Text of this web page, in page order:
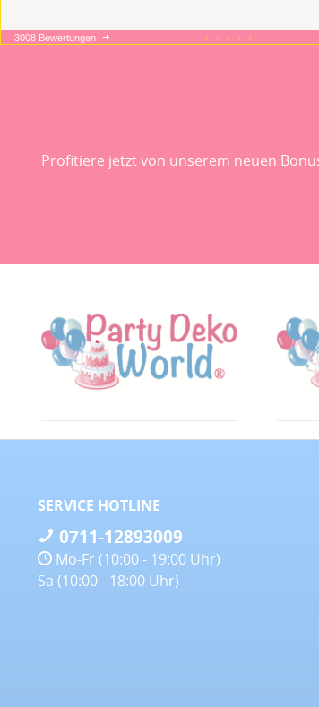
16.06.26▼ 09.06.26▼
3008 Bewertungen
Profitiere jetzt von unserem neuen
SERVICE HOTLINE
0711-12893009
Mo-Fr (10:00 - 19:00 Uhr)
Sa (10:00 - 18:00 Uhr)